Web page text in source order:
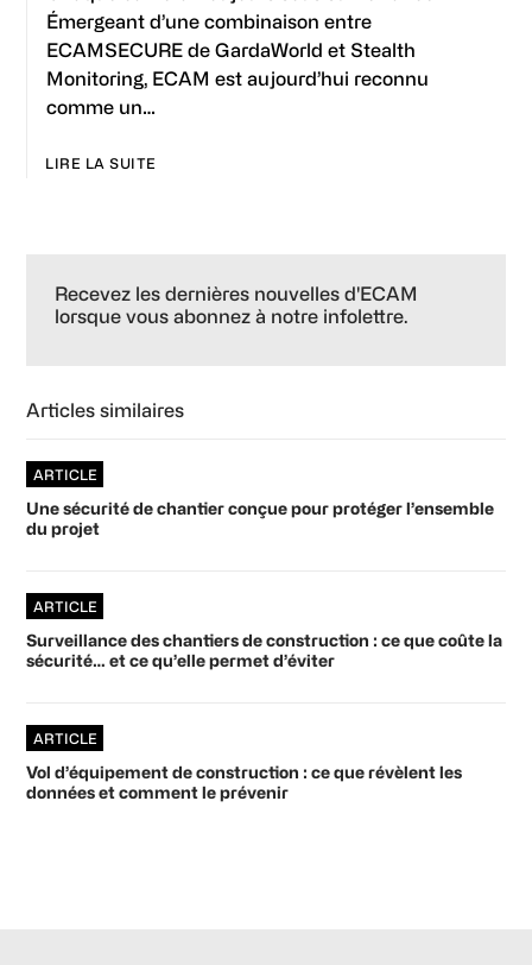
Émergeant d’une combinaison entre
ECAMSECURE de GardaWorld et Stealth
Monitoring, ECAM est aujourd’hui reconnu
comme un…
LIRE LA SUITE
Sidebar
Recevez les dernières nouvelles d'ECAM
lorsque vous abonnez à notre infolettre.
Articles similaires
ARTICLE
Une sécurité de chantier conçue pour protéger l’ensemble
du projet
ARTICLE
Surveillance des chantiers de construction : ce que coûte la
sécurité… et ce qu’elle permet d’éviter
ARTICLE
Vol d’équipement de construction : ce que révèlent les
données et comment le prévenir